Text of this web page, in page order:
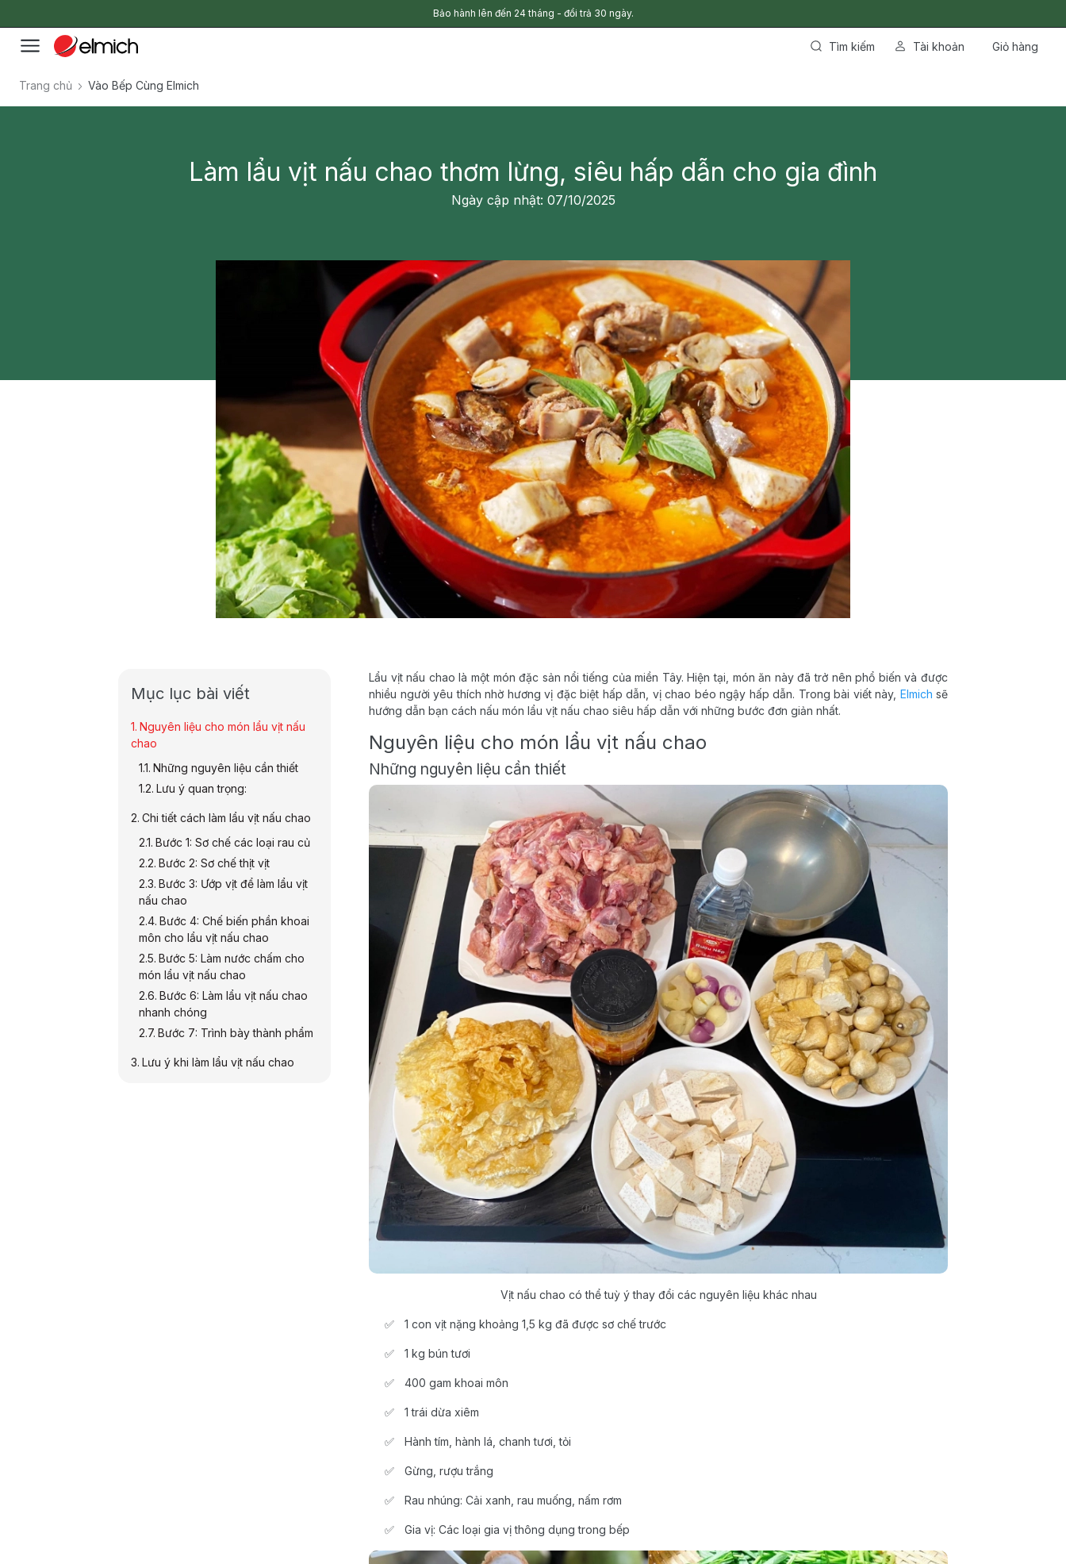
Bảo hành lên đến 24 tháng - đổi trả 30 ngày.
Tìm kiếm Tài khoản Giỏ hàng
Trang chủ Vào Bếp Cùng Elmich
Làm lẩu vịt nấu chao thơm lừng, siêu hấp dẫn cho gia đình
Ngày cập nhật: 07/10/2025
Lẩu vịt nấu chao là một món đặc sản nổi tiếng của miền Tây. Hiện tại, món ăn này đã trở nên phổ biến và được
nhiều người yêu thích nhờ hương vị đặc biệt hấp dẫn, vị chao béo ngậy hấp dẫn. Trong bài viết này, Elmich sẽ
hướng dẫn bạn cách nấu món lẩu vịt nấu chao siêu hấp dẫn với những bước đơn giản nhất.
Nguyên liệu cho món lẩu vịt nấu chao
Những nguyên liệu cần thiết
Vịt nấu chao có thể tuỳ ý thay đổi các nguyên liệu khác nhau
1 con vịt nặng khoảng 1,5 kg đã được sơ chế trước
1 kg bún tươi
400 gam khoai môn
1 trái dừa xiêm
Hành tím, hành lá, chanh tươi, tỏi
Gừng, rượu trắng
Rau nhúng: Cải xanh, rau muống, nấm rơm
Gia vị: Các loại gia vị thông dụng trong bếp
Mục lục bài viết
Nguyên liệu cho món lẩu vịt nấu
chao
Những nguyên liệu cần thiết
Lưu ý quan trọng:
Chi tiết cách làm lẩu vịt nấu chao
Bước 1: Sơ chế các loại rau củ
Bước 2: Sơ chế thịt vịt
Bước 3: Ướp vịt để làm lẩu vịt
nấu chao
Bước 4: Chế biến phần khoai
môn cho lẩu vịt nấu chao
Bước 5: Làm nước chấm cho
món lẩu vịt nấu chao
Bước 6: Làm lẩu vịt nấu chao
nhanh chóng
Bước 7: Trình bày thành phẩm
Lưu ý khi làm lẩu vịt nấu chao